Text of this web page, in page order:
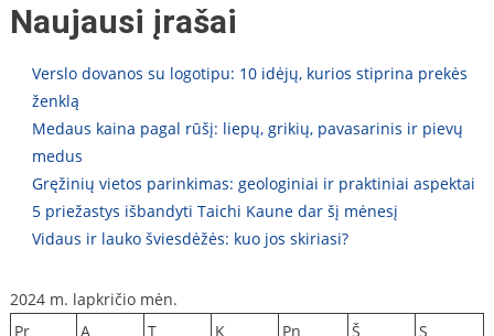
Naujausi įrašai
Verslo dovanos su logotipu: 10 idėjų, kurios stiprina prekės
ženklą
Medaus kaina pagal rūšį: liepų, grikių, pavasarinis ir pievų
medus
Gręžinių vietos parinkimas: geologiniai ir praktiniai aspektai
5 priežastys išbandyti Taichi Kaune dar šį mėnesį
Vidaus ir lauko šviesdėžės: kuo jos skiriasi?
2024 m. lapkričio mėn.
Pr
A T K Pn Š S